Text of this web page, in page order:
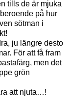
tills de är mjuka
på hur
sötman i
ju längre desto
För att få fram
men det
grön
att njuta…!